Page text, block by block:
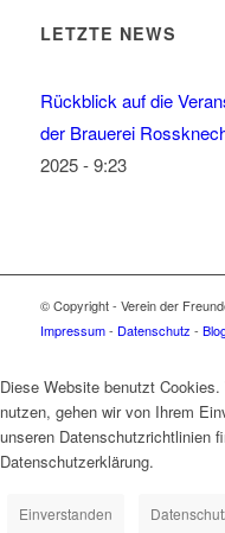
LETZTE NEWS
Rückblick auf die
der Brauerei
2025 - 9:23
© Copyright - Verein der
Impressum- Datenschutz -
Diese Website benutzt
nutzen, gehen wir von Ihrem
unseren Datenschutzrichtlinien
Datenschutzerklärung.
Einverstanden